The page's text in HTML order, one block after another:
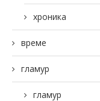
хроника
време
гламур
гламур